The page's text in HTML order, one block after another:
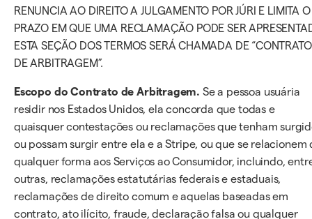
RENUNCIA AO DIREITO A JULGAMENTO POR JÚRI E LIMITA O
PRAZO EM QUE UMA RECLAMAÇÃO PODE SER
ESTA SEÇÃO DOS TERMOS SERÁ CHAMADA DE “CONTRATO
DE ARBITRAGEM”.
Escopo do Contrato de Arbitragem. Se a pessoa usuária
residir nos Estados Unidos, ela concorda que todas e
quaisquer contestações ou reclamações que tenham
ou possam surgir entre ela e a Stripe, ou que se relacionem
qualquer forma aos Serviços ao Consumidor, incluindo,
outras, reclamações estatutárias federais e estaduais,
reclamações de direito comum e aquelas baseadas em
contrato, ato ilícito, fraude, declaração falsa ou qualquer